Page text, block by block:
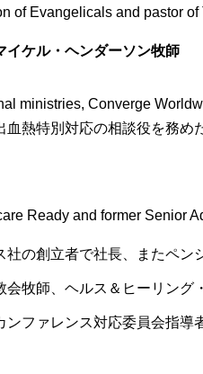
of Evangelicals and pastor
イケル・ヘンダーソン牧師
ministries, Converge
熱特別対応の相談役を務め
Ready and former Senior
の創立者で社長、またペン
牧師、ヘルス＆ヒーリング
ファレンス対応委員会指導